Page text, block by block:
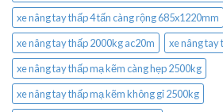
xe nâng tay thấp 4 tấn càng rộng 685x1220mm
xe nâng tay thấp 2000kg ac20m
xe nâng tay
xe nâng tay thấp mạ kẽm càng hẹp 2500kg
xe nâng tay thấp mạ kẽm không gỉ 2500kg